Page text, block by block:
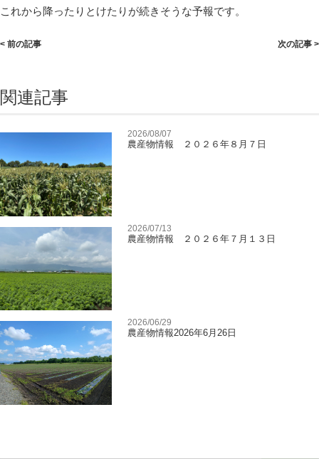
これから降ったりとけたりが続きそうな予報です。
< 前の記事 次の記事 >
関連記事
2026/08/07
農産物情報 ２０２６年８月７日
2026/07/13
農産物情報 ２０２６年７月１３日
2026/06/29
農産物情報2026年6月26日